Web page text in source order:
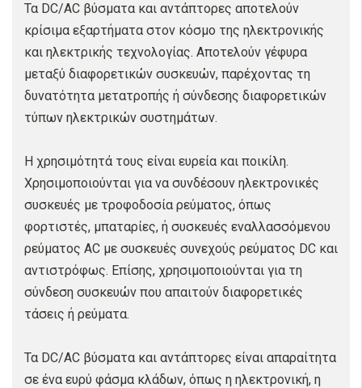
Τα DC/AC βύσματα και αντάπτορες αποτελούν
κρίσιμα εξαρτήματα στον κόσμο της ηλεκτρονικής
και ηλεκτρικής τεχνολογίας. Αποτελούν γέφυρα
μεταξύ διαφορετικών συσκευών, παρέχοντας τη
δυνατότητα μετατροπής ή σύνδεσης διαφορετικών
τύπων ηλεκτρικών συστημάτων.
Η χρησιμότητά τους είναι ευρεία και ποικίλη.
Χρησιμοποιούνται για να συνδέσουν ηλεκτρονικές
συσκευές με τροφοδοσία ρεύματος, όπως
φορτιστές, μπαταρίες, ή συσκευές εναλλασσόμενου
ρεύματος AC με συσκευές συνεχούς ρεύματος DC και
αντιστρόφως. Επίσης, χρησιμοποιούνται για τη
σύνδεση συσκευών που απαιτούν διαφορετικές
τάσεις ή ρεύματα.
Τα DC/AC βύσματα και αντάπτορες είναι απαραίτητα
σε ένα ευρύ φάσμα κλάδων, όπως η ηλεκτρονική, η